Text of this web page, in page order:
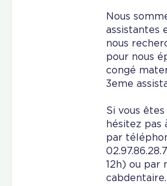
Nous
assistantes
nous
pour nous
congé
3eme
Si vous
hésitez pas
par
12h) ou par